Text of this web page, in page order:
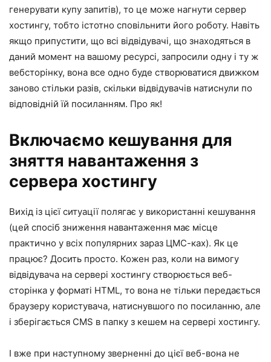
генерувати купу запитів), то це може нагнути сервер
хостингу, тобто істотно сповільнити його роботу. Навіть
якщо припустити, що всі відвідувачі, що знаходяться в
даний момент на вашому ресурсі, запросили одну і ту ж
вебсторінку, вона все одно буде створюватися движком
заново стільки разів, скільки відвідувачів натиснули по
відповідній їй посиланням. Про як!
Включаємо кешування для
зняття навантаження з
сервера хостингу
Вихід із цієї ситуації полягає у використанні кешування
(цей спосіб зниження навантаження має місце
практично у всіх популярних зараз ЦМС-ках). Як це
працює? Досить просто. Кожен раз, коли на вимогу
відвідувача на сервері хостингу створюється веб-
сторінка у форматі HTML, то вона не тільки передається
браузеру користувача, натиснувшого по посиланню, але
і зберігається CMS в папку з кешем на сервері хостингу.
І вже при наступному зверненні до цієї веб-вона не